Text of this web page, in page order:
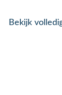
Bekijk